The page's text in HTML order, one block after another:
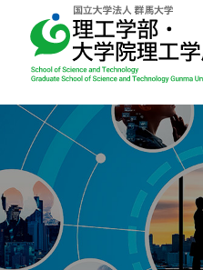
Japanese